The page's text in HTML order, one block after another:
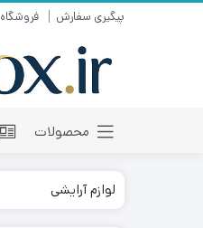
پیگیری سفارش فروشگاه
محصولات
لوازم آرایشی